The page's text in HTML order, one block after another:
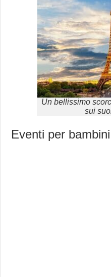
Un bellissimo
sui
Eventi per